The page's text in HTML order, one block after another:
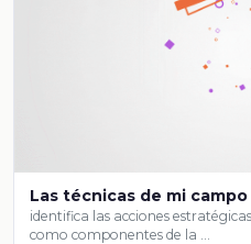
Las técnicas de mi
identifica las acciones
como componentes de la …